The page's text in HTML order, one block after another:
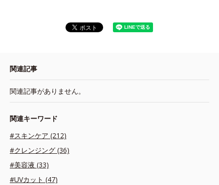
関連記事
関連記事がありません。
関連キーワード
#スキンケア (212)
#クレンジング (36)
#美容液 (33)
#UVカット (47)